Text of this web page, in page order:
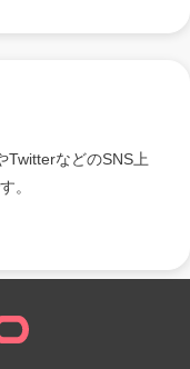
TwitterなどのSNS上
。